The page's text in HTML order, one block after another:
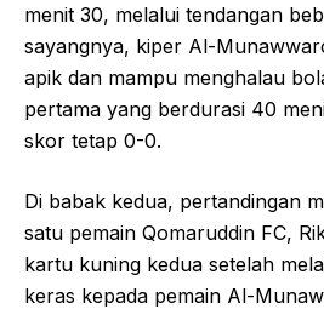
menit 30, melalui tendangan
sayangnya, kiper Al-
apik dan mampu menghalau
pertama yang berdurasi 40
skor tetap 0-0.
Di babak kedua, pertandingan
satu pemain Qomaruddin FC,
kartu kuning kedua setelah
keras kepada pemain Al-